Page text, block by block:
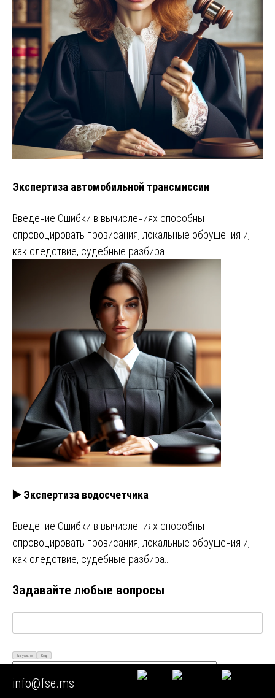
Экспертиза автомобильной трансмиссии
Введение Ошибки в вычислениях способны
спровоцировать провисания, локальные обрушения и,
как следствие, судебные разбира…
▶️ Экспертиза водосчетчика
Введение Ошибки в вычислениях способны
спровоцировать провисания, локальные обрушения и,
как следствие, судебные разбира…
Задавайте любые вопросы
Визуально Код
info@fse.ms